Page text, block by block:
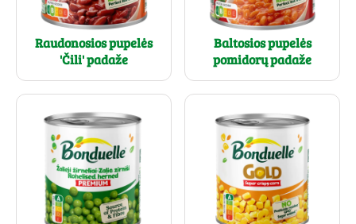
Raudonosios pupelės
'Čili' padaže
Baltosios pupelės
pomidorų padaže